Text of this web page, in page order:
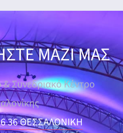
ΜΑΖΙ ΜΑΣ
& Συνεδριακό Κέντρο
36 ΘΕΣΣΑΛΟΝΙΚΗ